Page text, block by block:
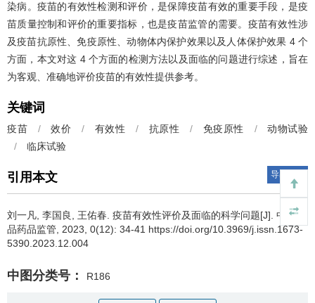
染病。疫苗的有效性检测和评价，是保障疫苗有效的重要手段，是疫
苗质量控制和评价的重要指标，也是疫苗监管的需要。疫苗有效性涉
及疫苗抗原性、免疫原性、动物体内保护效果以及人体保护效果 4 个
方面，本文对这 4 个方面的检测方法以及面临的问题进行综述，旨在
为客观、准确地评价疫苗的有效性提供参考。
关键词
疫苗 / 效价 / 有效性 / 抗原性 / 免疫原性 /
动物试验
/
临床试验
引用本文 导出引用
刘一凡, 李国良, 王佑春. 疫苗有效性评价及面临的科学问题[J]. 中国食
品药品监管, 2023, 0(12): 34-41 https://doi.org/10.3969/j.issn.1673-
5390.2023.12.004
中图分类号： R186